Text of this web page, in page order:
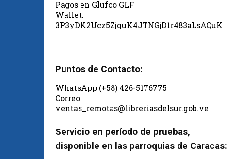
Pagos en Glufco GLF
Wallet:
3P3yDK2Ucz5ZjquK4JTNGjD1r483aLsAQuK
Puntos de Contacto:
WhatsApp (+58) 426-5176775
Correo:
ventas_remotas@libreriasdelsur.gob.ve
Servicio en período de pruebas,
disponible en las parroquias de Caracas: